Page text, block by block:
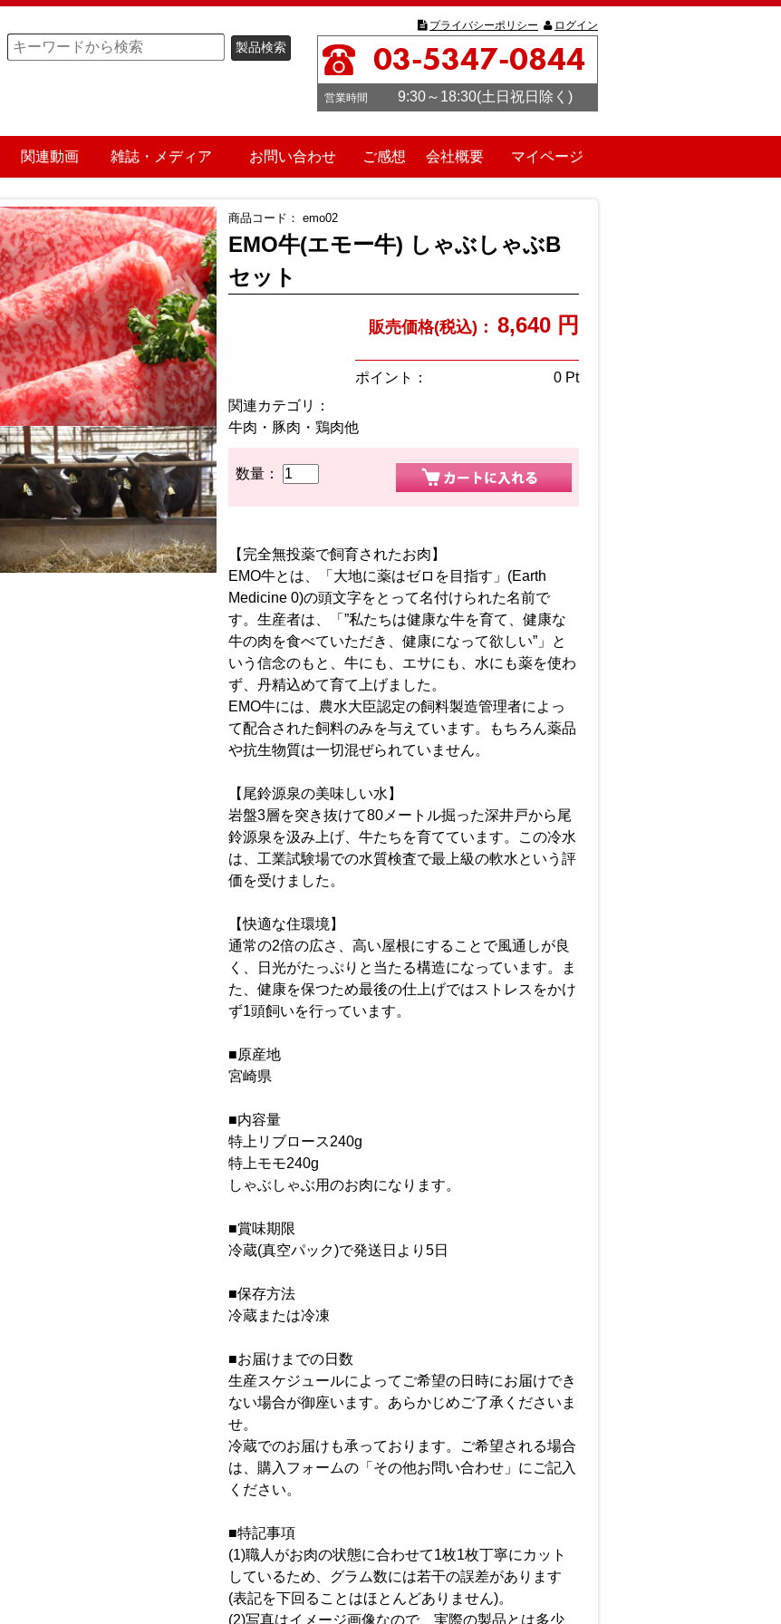
プライバシーポリシー ログイン
03-5347-0844
営業時間 9:30～18:30(土日祝日除く)
関連動画 雑誌・メディア お問い合わせ ご感想 会社概要 マイページ
商品コード： emo02
EMO牛(エモー牛) しゃぶしゃぶB
セット
販売価格(税込)： 8,640円
ポイント： 0Pt
関連カテゴリ：
牛肉・豚肉・鶏肉他
数量：
【完全無投薬で飼育されたお肉】
EMO牛とは、「大地に薬はゼロを目指す」(Earth
Medicine 0)の頭文字をとって名付けられた名前で
す。生産者は、「”私たちは健康な牛を育て、健康な
牛の肉を食べていただき、健康になって欲しい”」と
いう信念のもと、牛にも、エサにも、水にも薬を使わ
ず、丹精込めて育て上げました。
EMO牛には、農水大臣認定の飼料製造管理者によっ
て配合された飼料のみを与えています。もちろん薬品
や抗生物質は一切混ぜられていません。
【尾鈴源泉の美味しい水】
岩盤3層を突き抜けて80メートル掘った深井戸から尾
鈴源泉を汲み上げ、牛たちを育てています。この冷水
は、工業試験場での水質検査で最上級の軟水という評
価を受けました。
【快適な住環境】
通常の2倍の広さ、高い屋根にすることで風通しが良
く、日光がたっぷりと当たる構造になっています。ま
た、健康を保つため最後の仕上げではストレスをかけ
ず1頭飼いを行っています。
■原産地
宮崎県
■内容量
特上リブロース240g
特上モモ240g
しゃぶしゃぶ用のお肉になります。
■賞味期限
冷蔵(真空パック)で発送日より5日
■保存方法
冷蔵または冷凍
■お届けまでの日数
生産スケジュールによってご希望の日時にお届けでき
ない場合が御座います。あらかじめご了承くださいま
せ。
冷蔵でのお届けも承っております。ご希望される場合
は、購入フォームの「その他お問い合わせ」にご記入
ください。
■特記事項
(1)職人がお肉の状態に合わせて1枚1枚丁寧にカット
しているため、グラム数には若干の誤差があります
(表記を下回ることはほとんどありません)。
(2)写真はイメージ画像なので、実際の製品とは多少